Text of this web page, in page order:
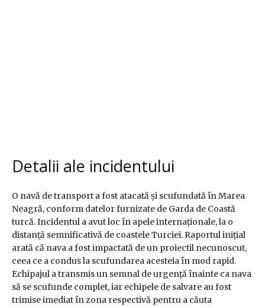
Detalii ale incidentului
O navă de transport a fost atacată și scufundată în Marea
Neagră, conform datelor furnizate de Garda de Coastă
turcă. Incidentul a avut loc în apele internaționale, la o
distanță semnificativă de coastele Turciei. Raportul inițial
arată că nava a fost impactată de un proiectil necunoscut,
ceea ce a condus la scufundarea acesteia în mod rapid.
Echipajul a transmis un semnal de urgență înainte ca nava
să se scufunde complet, iar echipele de salvare au fost
trimise imediat în zona respectivă pentru a căuta